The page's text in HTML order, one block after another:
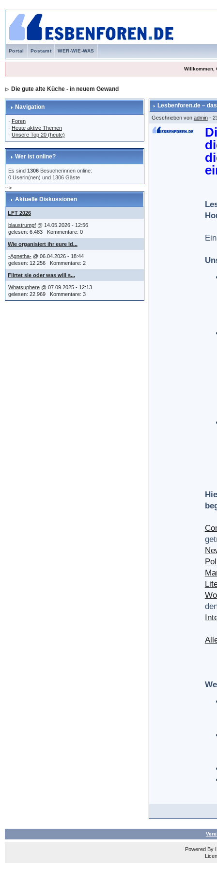
Portal Postamt WER-WIE-WAS
Willkommen,
Die gute alte Küche - in neuem Gewand
Navigation
· Foren
· Heute aktive Themen
· Unsere Top 20 (heute)
Wer ist online?
Es sind 1306Besucherinnen online:
0 Userin(nen) und 1306 Gäste
-->
Aktuelle Diskussionen
LFT 2026
blaustrumpf@ 14.05.2026 - 12:56
gelesen: 6.483 Kommentare: 0
Wie organisiert ihr eure Id...
-Agnetha-@ 06.04.2026 - 18:44
gelesen: 12.256 Kommentare: 2
Flirtet sie oder was will s...
Whatsuphere@ 07.09.2025 - 12:13
gelesen: 22.969 Kommentare: 3
Lesbenforen.de –
Geschrieben von admin-
Powered By